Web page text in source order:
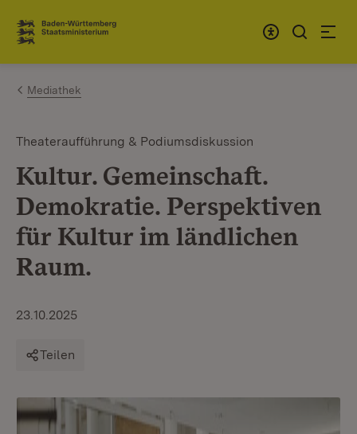
Zum Inhalt springen
Link zur Startseite
Mediathek
Theateraufführung & Podiumsdiskussion
Kultur. Gemeinschaft.
Demokratie. Perspektiven
für Kultur im ländlichen
Raum.
23.10.2025
Teilen